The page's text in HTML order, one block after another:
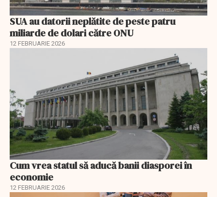
SUA au datorii neplătite de peste patru
miliarde de dolari către ONU
12 FEBRUARIE 2026
Cum vrea statul să aducă banii diasporei în
economie
12 FEBRUARIE 2026